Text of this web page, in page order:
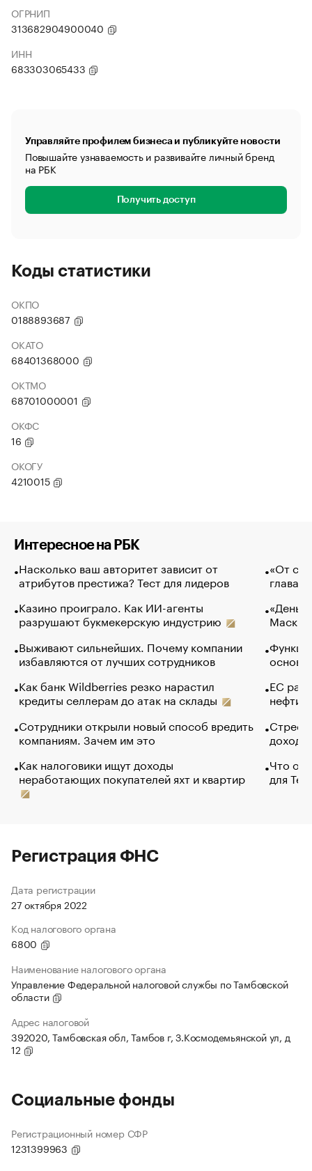
ОГРНИП
313682904900040
ИНН
683303065433
Управляйте профилем бизнеса и публикуйте новости
Повышайте узнаваемость и развивайте личный бренд
на РБК
Получить доступ
Коды статистики
ОКПО
0188893687
ОКАТО
68401368000
ОКТМО
68701000001
ОКФС
16
ОКОГУ
4210015
Интересное на РБК
Насколько ваш авторитет зависит от
атрибутов престижа? Тест для лидеров
Казино проиграло. Как ИИ-агенты
разрушают букмекерскую индустрию
Выживают сильнейших. Почему компании
избавляются от лучших сотрудников
Как банк Wildberries резко нарастил
кредиты селлерам до атак на склады
Сотрудники открыли новый способ вредить
компаниям. Зачем им это
Как налоговики ищут доходы
неработающих покупателей яхт и квартир
«От
глава
Маск в
основ
ЕС
нефти
Что
для
Регистрация ФНС
Дата регистрации
27 октября 2022
Код налогового органа
6800
Наименование налогового органа
Управление Федеральной налоговой службы по Тамбовской
области
Адрес налоговой
392020, Тамбовская обл, Тамбов г, З.Космодемьянской ул, д
12
Социальные фонды
Регистрационный номер СФР
1231399963